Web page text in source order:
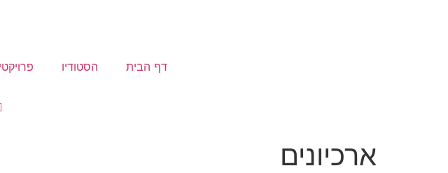
דף הבית הסטודיו
ארכיונים